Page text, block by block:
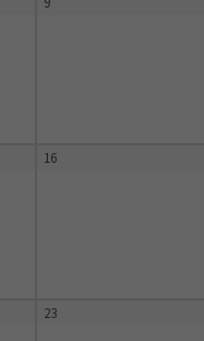
16
23